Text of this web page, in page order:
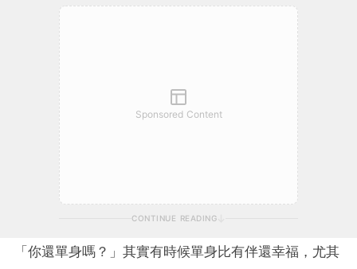
Sponsored Content
CONTINUE READING
「你還單身嗎？」其實有時候單身比有伴還幸福，尤其